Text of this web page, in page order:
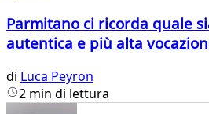
Parmitano ci ricorda quale
autentica e più alta
di Luca Peyron
2 min di lettura